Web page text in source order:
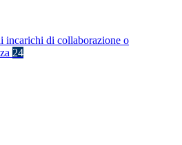
incarichi di collaborazione o
24